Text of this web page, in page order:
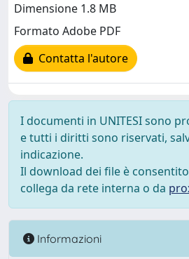
Dimensione 1.8 MB
Formato Adobe PDF
Contatta l'autore
I documenti in UNITESI sono
e tutti i diritti sono riservati,
indicazione.
Il download dei file è
collega da rete interna o da
Informazioni